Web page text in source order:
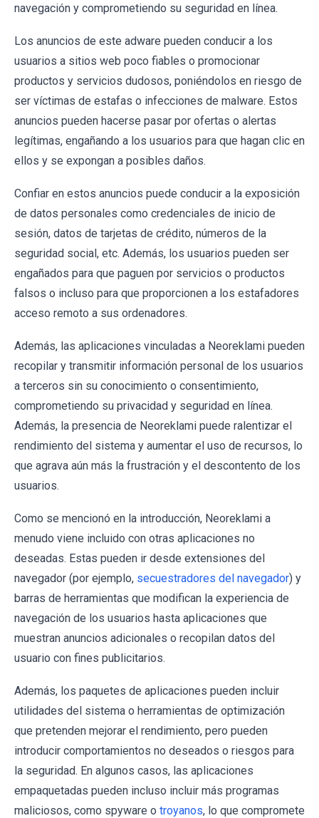
navegación y comprometiendo su seguridad en línea.
Los anuncios de este adware pueden conducir a los
usuarios a sitios web poco fiables o promocionar
productos y servicios dudosos, poniéndolos en riesgo de
ser víctimas de estafas o infecciones de malware. Estos
anuncios pueden hacerse pasar por ofertas o alertas
legítimas, engañando a los usuarios para que hagan clic en
ellos y se expongan a posibles daños.
Confiar en estos anuncios puede conducir a la exposición
de datos personales como credenciales de inicio de
sesión, datos de tarjetas de crédito, números de la
seguridad social, etc. Además, los usuarios pueden ser
engañados para que paguen por servicios o productos
falsos o incluso para que proporcionen a los estafadores
acceso remoto a sus ordenadores.
Además, las aplicaciones vinculadas a Neoreklami pueden
recopilar y transmitir información personal de los usuarios
a terceros sin su conocimiento o consentimiento,
comprometiendo su privacidad y seguridad en línea.
Además, la presencia de Neoreklami puede ralentizar el
rendimiento del sistema y aumentar el uso de recursos, lo
que agrava aún más la frustración y el descontento de los
usuarios.
Como se mencionó en la introducción, Neoreklami a
menudo viene incluido con otras aplicaciones no
deseadas. Estas pueden ir desde extensiones del
navegador (por ejemplo, secuestradores del navegador) y
barras de herramientas que modifican la experiencia de
navegación de los usuarios hasta aplicaciones que
muestran anuncios adicionales o recopilan datos del
usuario con fines publicitarios.
Además, los paquetes de aplicaciones pueden incluir
utilidades del sistema o herramientas de optimización
que pretenden mejorar el rendimiento, pero pueden
introducir comportamientos no deseados o riesgos para
la seguridad. En algunos casos, las aplicaciones
empaquetadas pueden incluso incluir más programas
maliciosos, como spyware o troyanos, lo que compromete